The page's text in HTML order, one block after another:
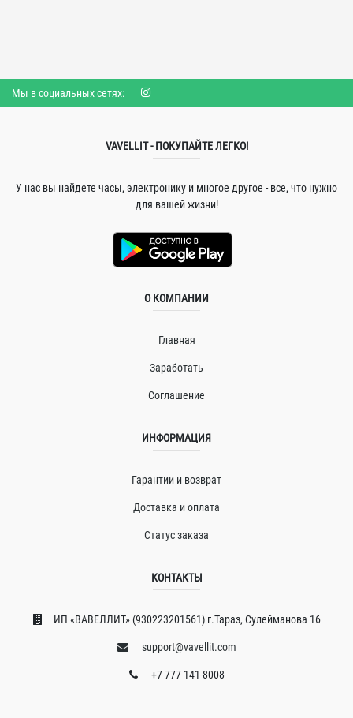
Мы в социальных сетях:
VAVELLIT - ПОКУПАЙТЕ ЛЕГКО!
У нас вы найдете часы, электронику и многое другое - все, что нужно
для вашей жизни!
О КОМПАНИИ
Главная
Заработать
Соглашение
ИНФОРМАЦИЯ
Гарантии и возврат
Доставка и оплата
Статус заказа
КОНТАКТЫ
ИП «ВAВЕЛЛИT» (930223201561) г.Тараз, Сулейманова 16
support@vavellit.com
+7 777 141-8008